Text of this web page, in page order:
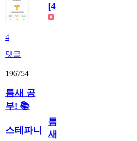
4
댓글
[4]
196754
틈새 공
부! 📚
스테파니
틈
새